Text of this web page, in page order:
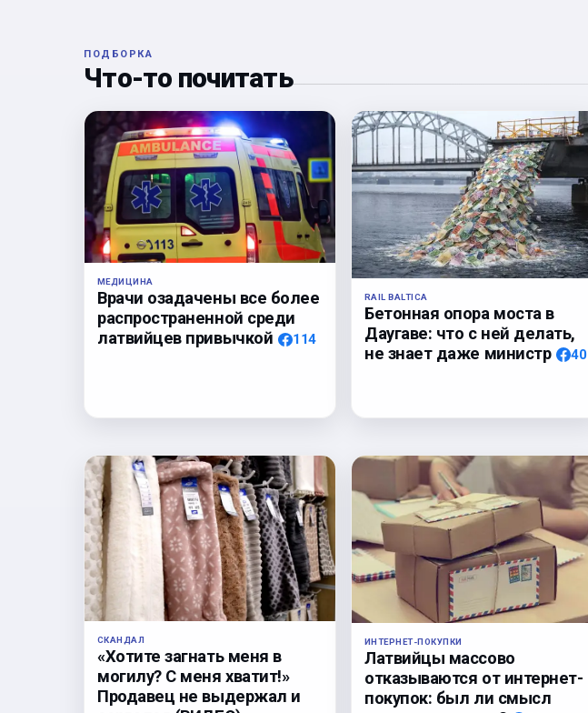
ПОДБОРКА
Что-то почитать
МЕДИЦИНА
Врачи озадачены все более
распространенной среди
латвийцев привычкой
114
RAIL BALTICA
Бетонная опора моста в
Даугаве: что с ней делать,
не знает даже министр
40
СКАНДАЛ
«Хотите загнать меня в
могилу? С меня хватит!»
Продавец не выдержал и
ИНТЕРНЕТ-ПОКУПКИ
Латвийцы массово
отказываются от интернет-
покупок: был ли смысл